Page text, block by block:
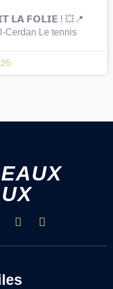
𝗟𝗔 𝗙𝗢𝗟𝗜𝗘 ! 💥📍
Cerdan Le tennis